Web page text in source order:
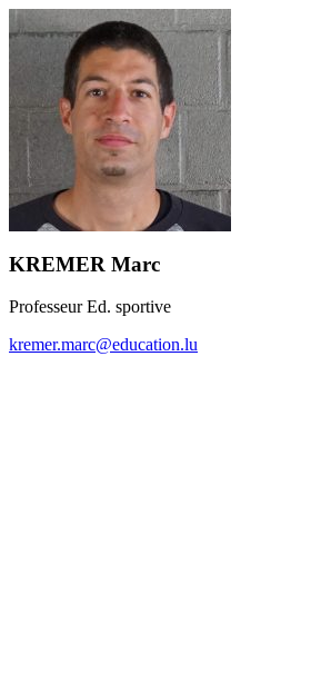
KREMER Marc
Professeur Ed. sportive
kremer.marc@education.lu